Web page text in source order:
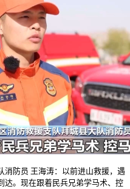
消防员 王海涛：以前进山救援，遇
达。现在跟着民兵兄弟学马术、控